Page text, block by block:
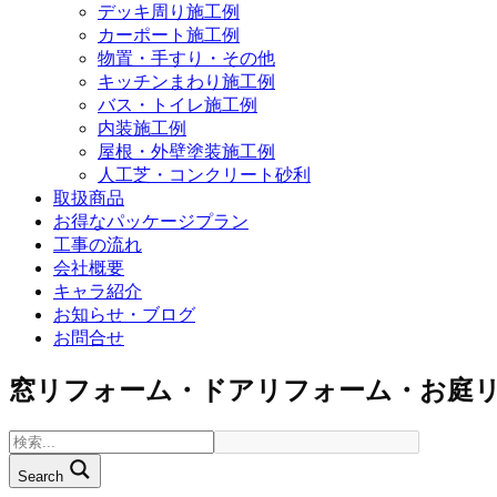
デッキ周り施工例
カーポート施工例
物置・手すり・その他
キッチンまわり施工例
バス・トイレ施工例
内装施工例
屋根・外壁塗装施工例
人工芝・コンクリート砂利
取扱商品
お得なパッケージプラン
工事の流れ
会社概要
キャラ紹介
お知らせ・ブログ
お問合せ
窓リフォーム・ドアリフォーム・お庭
Search